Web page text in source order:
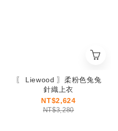
〖 Liewood 〗柔粉色兔兔
針織上衣
NT$2,624
NT$3,280